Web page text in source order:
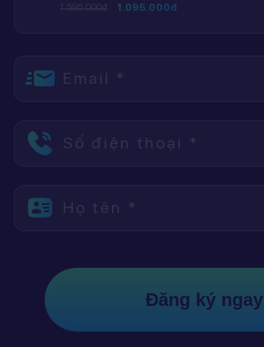
1.595.000đ 1.095.000đ
Email *
Số điện thoại *
Họ tên *
Đăng ký ngay